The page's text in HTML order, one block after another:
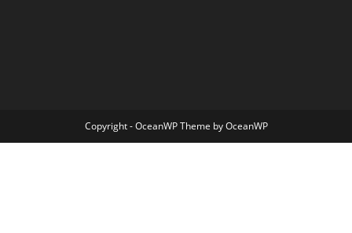
Copyright - OceanWP Theme by OceanWP